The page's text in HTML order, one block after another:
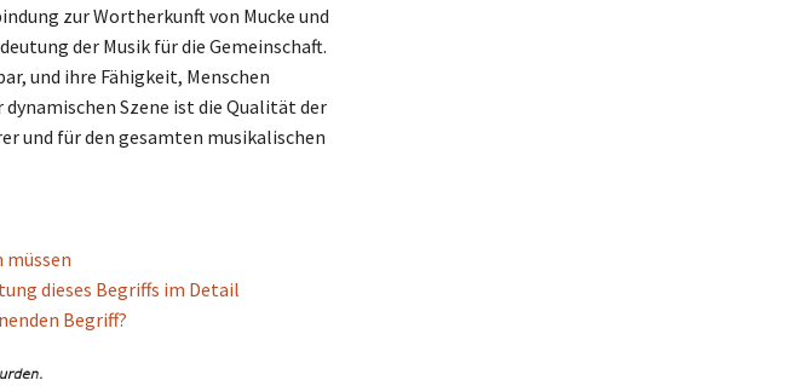
zur Wortherkunft von Mucke und
der Musik für die Gemeinschaft.
und ihre Fähigkeit, Menschen
Szene ist die Qualität der
und für den gesamten musikalischen
müssen
dieses Begriffs im Detail
Begriff?